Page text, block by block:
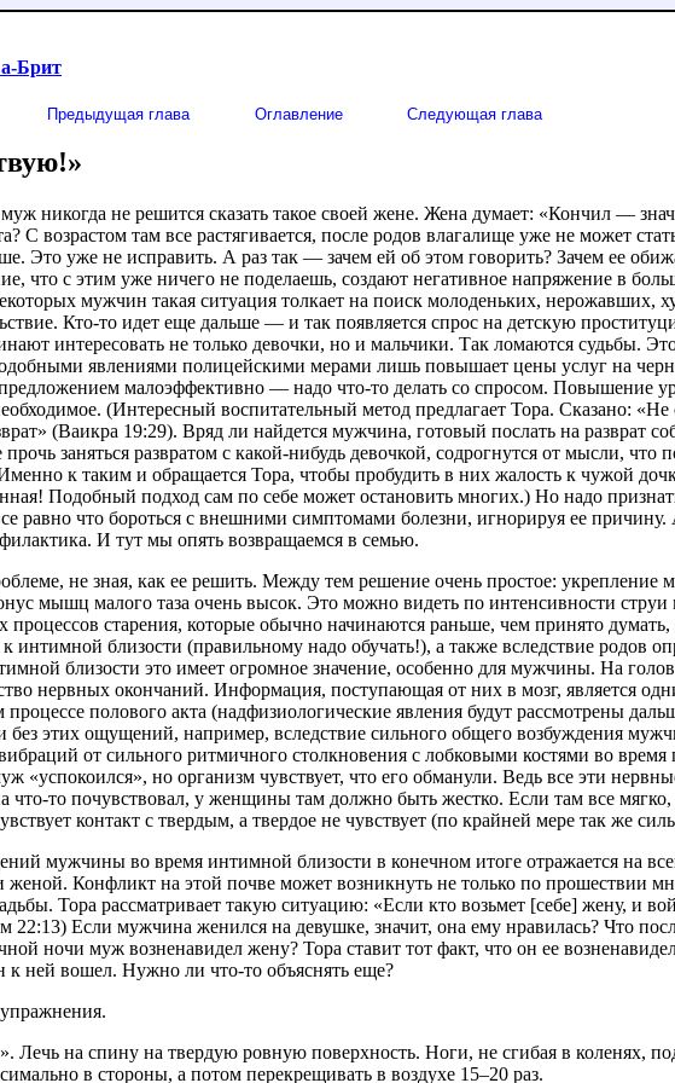
Брит
Предыдущая глава Оглавление Следующая глава
никогда не решится сказать такое своей жене. Жена думает: «Кончил —
С возрастом там все растягивается, после родов влагалище уже не может
Это уже не исправить. А раз так — зачем ей об этом говорить? Зачем ее
что с этим уже ничего не поделаешь, создают негативное напряжение в
мужчин такая ситуация толкает на поиск молоденьких, нерожавших,
Кто-то идет еще дальше — и так появляется спрос на детскую
интересовать не только девочки, но и мальчики. Так ломаются судьбы.
явлениями полицейскими мерами лишь повышает цены услуг на
малоэффективно — надо что-то делать со спросом. Повышение
(Интересный воспитательный метод предлагает Тора. Сказано: «Не
(Ваикра 19:29). Вряд ли найдется мужчина, готовый послать на разврат
заняться развратом с какой-нибудь девочкой, содрогнутся от мысли, что
к таким и обращается Тора, чтобы пробудить в них жалость к чужой
Подобный подход сам по себе может остановить многих.) Но надо
равно что бороться с внешними симптомами болезни, игнорируя ее причину.
И тут мы опять возвращаемся в семью.
не зная, как ее решить. Между тем решение очень простое: укрепление
мышц малого таза очень высок. Это можно видеть по интенсивности струи
процессов старения, которые обычно начинаются раньше, чем принято думать,
интимной близости (правильному надо обучать!), а также вследствие родов
близости это имеет огромное значение, особенно для мужчины. На
нервных окончаний. Информация, поступающая от них в мозг, является
процессе полового акта (надфизиологические явления будут рассмотрены
без этих ощущений, например, вследствие сильного общего возбуждения
от сильного ритмичного столкновения с лобковыми костями во время
«успокоился», но организм чувствует, что его обманули. Ведь все эти
то почувствовал, у женщины там должно быть жестко. Если там все
контакт с твердым, а твердое не чувствует (по крайней мере так же
мужчины во время интимной близости в конечном итоге отражается на
Конфликт на этой почве может возникнуть не только по прошествии
Тора рассматривает такую ситуацию: «Если кто возьмет [себе] жену, и
22:13) Если мужчина женился на девушке, значит, она ему нравилась? Что
ночи муж возненавидел жену? Тора ставит тот факт, что он ее
к ней вошел. Нужно ли что-то объяснять еще?
Лечь на спину на твердую ровную поверхность. Ноги, не сгибая в коленях,
в стороны, а потом перекрещивать в воздухе 15–20 раз.